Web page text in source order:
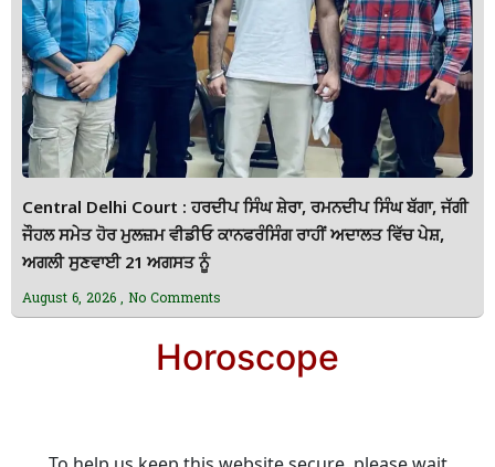
Central Delhi Court : ਹਰਦੀਪ ਸਿੰਘ ਸ਼ੇਰਾ, ਰਮਨਦੀਪ ਸਿੰਘ ਬੱਗਾ, ਜੱਗੀ
ਜੌਹਲ ਸਮੇਤ ਹੋਰ ਮੁਲਜ਼ਮ ਵੀਡੀਓ ਕਾਨਫਰੰਸਿੰਗ ਰਾਹੀਂ ਅਦਾਲਤ ਵਿੱਚ ਪੇਸ਼,
ਅਗਲੀ ਸੁਣਵਾਈ 21 ਅਗਸਤ ਨੂੰ
August 6, 2026 No Comments
Horoscope